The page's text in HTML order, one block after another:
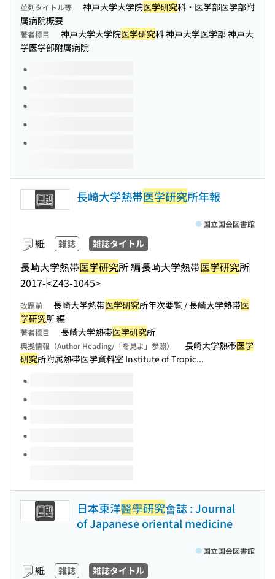
並列タイトル等 神戸大学大学院医学研究科・医学部医学部附
属病院概要
著者標目 神戸大学大学院医学研究科 神戸大学医学部 神戸大
学医学部附属病院
このタイトルの巻号
長崎大学熱帯医学研究所年報
紙 雑誌 雑誌タイトル
長崎大学熱帯医学研究所 編長崎大学熱帯医学研究所
2017-<Z43-1045>
国立国会図書館
改題前 長崎大学熱帯医学研究所年次要覧 / 長崎大学熱帯医
学研究所 編
著者標目 長崎大学熱帯医学研究所
典拠情報（Author Heading/「を見よ」参照） 長崎大学熱帯医学
研究所附属熱帯医学資料室 Institute of Tropic...
このタイトルの巻号
日本東洋醫學研究會誌 : Journal
of Japanese oriental medicine
紙 雑誌 雑誌タイトル
国立国会図書館